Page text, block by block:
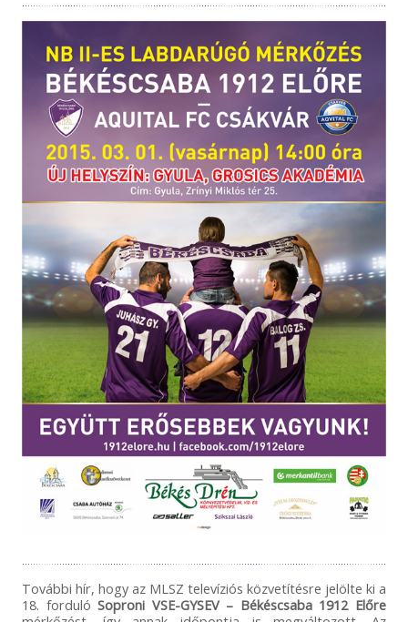
További hír, hogy az MLSZ televíziós közvetítésre jelölte ki a
18. fordulóSoproni VSE-GYSEV – Békéscsaba 1912 Előre